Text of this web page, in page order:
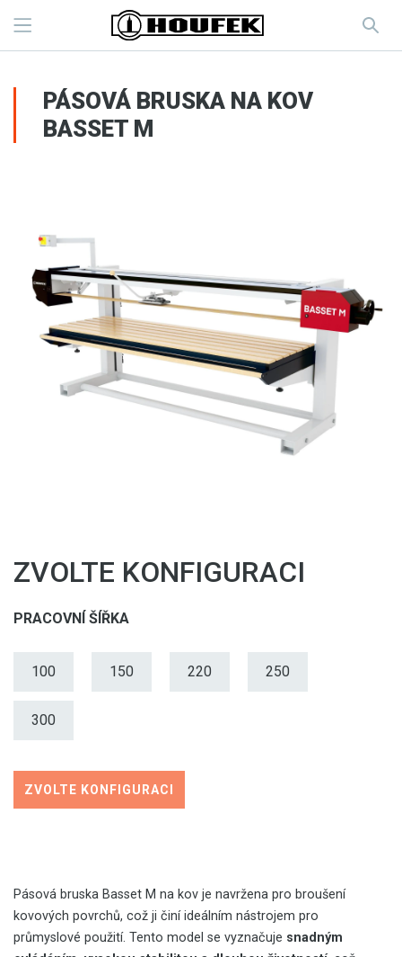
PÁSOVÁ BRUSKA NA KOV
BASSET M
ZVOLTE KONFIGURACI
PRACOVNÍ ŠÍŘKA
100 150 220 250
300
ZVOLTE KONFIGURACI
Pásová bruska Basset M na kov je navržena pro broušení
kovových povrchů, což ji činí ideálním nástrojem pro
průmyslové použití. Tento model se vyznačuje snadným